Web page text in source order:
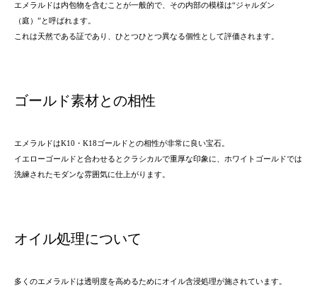
エメラルドは内包物を含むことが一般的で、その内部の模様は“ジャルダン
（庭）”と呼ばれます。
これは天然である証であり、ひとつひとつ異なる個性として評価されます。
ゴールド素材との相性
エメラルドはK10・K18ゴールドとの相性が非常に良い宝石。
イエローゴールドと合わせるとクラシカルで重厚な印象に、ホワイトゴールドでは
洗練されたモダンな雰囲気に仕上がります。
オイル処理について
多くのエメラルドは透明度を高めるためにオイル含浸処理が施されています。